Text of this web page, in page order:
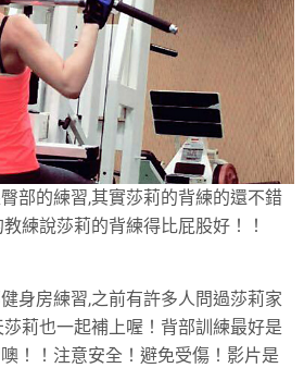
部的練習,其實莎莉的背練的還不錯
練說莎莉的背練得比屁股好！！
身房練習,之前有許多人問過莎莉家
莉也一起補上喔！背部訓練最好是
！！注意安全！避免受傷！影片是